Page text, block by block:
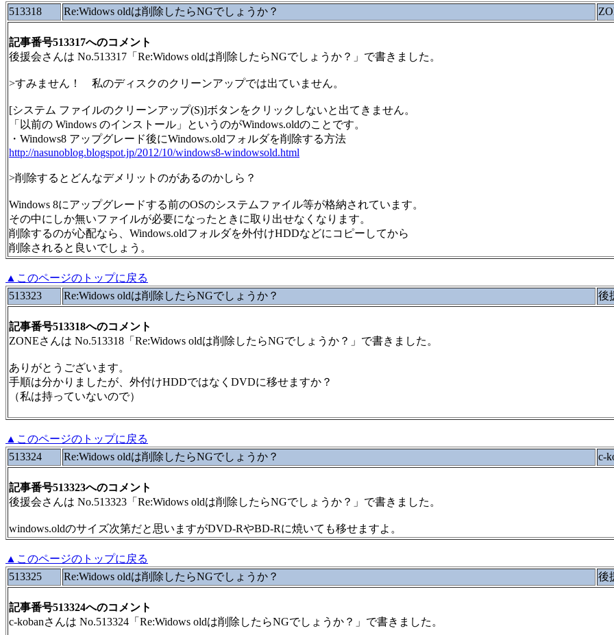
513318
Re:Widows oldは削除したらNGでしょうか？
記事番号513317へのコメント
後援会さんは No.513317「Re:Widows oldは削除したらNGでしょうか？」で書きました。
>すみません！ 私のディスクのクリーンアップでは出ていません。
[システム ファイルのクリーンアップ(S)]ボタンをクリックしないと出てきません。
「以前の Windows のインストール」というのがWindows.oldのことです。
・Windows8 アップグレード後にWindows.oldフォルダを削除する方法
http://nasunoblog.blogspot.jp/2012/10/windows8-windowsold.html
>削除するとどんなデメリットのがあるのかしら？
Windows 8にアップグレードする前のOSのシステムファイル等が格納されています。
その中にしか無いファイルが必要になったときに取り出せなくなります。
削除するのが心配なら、Windows.oldフォルダを外付けHDDなどにコピーしてから
削除されると良いでしょう。
▲このページのトップに戻る
513323
Re:Widows oldは削除したらNGでしょうか？ 後
記事番号513318へのコメント
ZONEさんは No.513318「Re:Widows oldは削除したらNGでしょうか？」で書きました。
ありがとうございます。
手順は分かりましたが、外付けHDDではなくDVDに移せますか？
（私は持っていないので）
▲このページのトップに戻る
513324
Re:Widows oldは削除したらNGでしょうか？ c-
記事番号513323へのコメント
後援会さんは No.513323「Re:Widows oldは削除したらNGでしょうか？」で書きました。
windows.oldのサイズ次第だと思いますがDVD-RやBD-Rに焼いても移せますよ。
▲このページのトップに戻る
513325
Re:Widows oldは削除したらNGでしょうか？ 後
記事番号513324へのコメント
c-kobanさんは No.513324「Re:Widows oldは削除したらNGでしょうか？」で書きました。